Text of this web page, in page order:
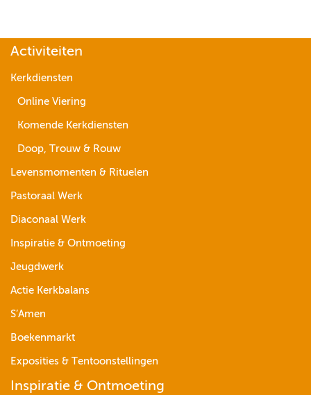
Activiteiten
Kerkdiensten
Online Viering
Komende Kerkdiensten
Doop, Trouw & Rouw
Levensmomenten & Rituelen
Pastoraal Werk
Diaconaal Werk
Inspiratie & Ontmoeting
Jeugdwerk
Actie Kerkbalans
S’Amen
Boekenmarkt
Exposities & Tentoonstellingen
Inspiratie & Ontmoeting